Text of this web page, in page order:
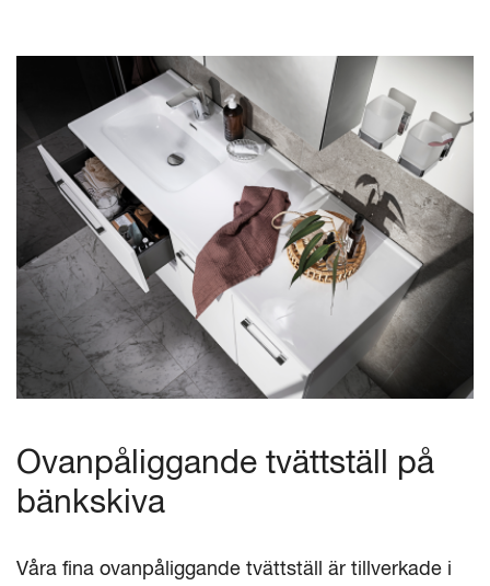
Ovanpåliggande tvättställ på
bänkskiva
Våra fina ovanpåliggande tvättställ är tillverkade i